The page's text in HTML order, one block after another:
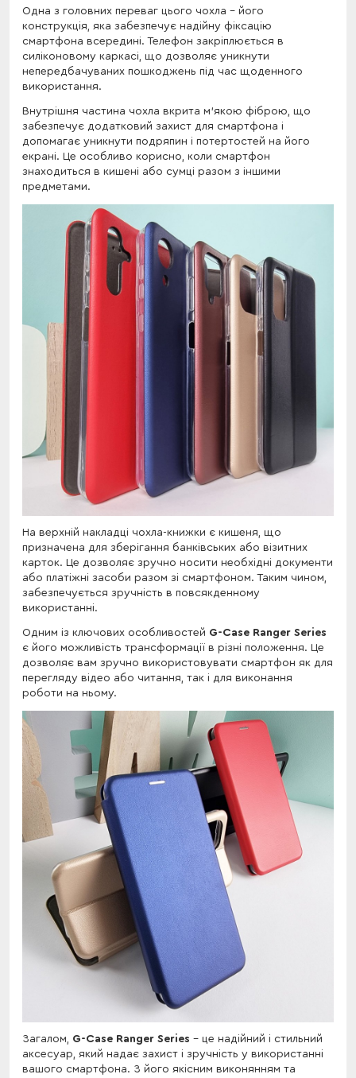
Одна з головних переваг цього чохла - його
конструкція, яка забезпечує надійну фіксацію
смартфона всередині. Телефон закріплюється в
силіконовому каркасі, що дозволяє уникнути
непередбачуваних пошкоджень під час щоденного
використання.
Внутрішня частина чохла вкрита м'якою фіброю, що
забезпечує додатковий захист для смартфона і
допомагає уникнути подряпин і потертостей на його
екрані. Це особливо корисно, коли смартфон
знаходиться в кишені або сумці разом з іншими
предметами.
На верхній накладці чохла-книжки є кишеня, що
призначена для зберігання банківських або візитних
карток. Це дозволяє зручно носити необхідні документи
або платіжні засоби разом зі смартфоном. Таким чином,
забезпечується зручність в повсякденному
використанні.
Одним із ключових особливостей G-Case Ranger Series
є його можливість трансформації в різні положення. Це
дозволяє вам зручно використовувати смартфон як для
перегляду відео або читання, так і для виконання
роботи на ньому.
Загалом, G-Case Ranger Series - це надійний і стильний
аксесуар, який надає захист і зручність у використанні
вашого смартфона. З його якісним виконянням та